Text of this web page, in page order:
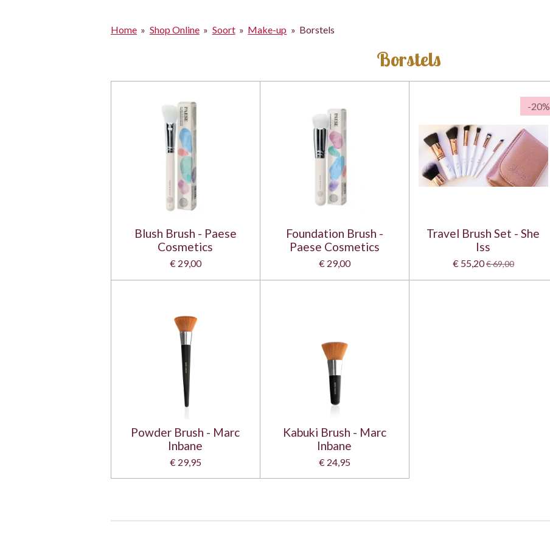
Home » Shop Online » Soort » Make-up » Borstels
Borstels
Blush Brush - Paese
Cosmetics
€ 29,00
Foundation Brush -
Paese Cosmetics
€ 29,00
-20%
Travel Brush Set - She
Iss
€ 55,20€ 69,00
Powder Brush - Marc
Inbane
€ 29,95
Kabuki Brush - Marc
Inbane
€ 24,95